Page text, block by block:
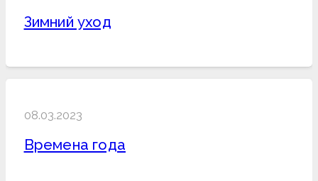
Зимний уход
08.03.2023
Времена года